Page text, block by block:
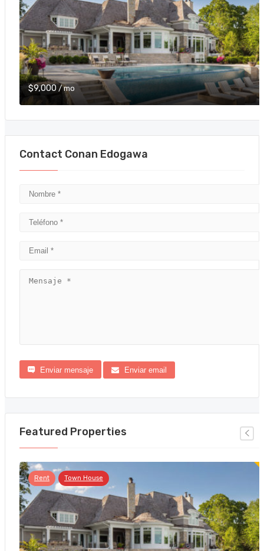
$9,000 / mo
Contact Conan Edogawa
Enviar mensaje Enviar email
Featured Properties
Rent Town House